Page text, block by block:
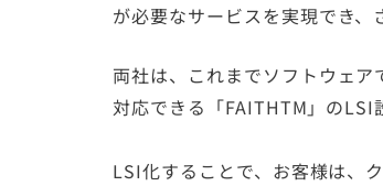
が必要なサービスを実現でき、
両社は、これまでソフトウェ
対応できる「FAITHTM」のLSI
LSI化することで、お客様は、